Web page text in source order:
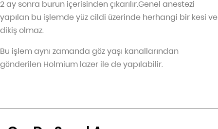
2 ay sonra burun içerisinden çıkarılır.Genel anestezi
yapılan bu işlemde yüz cildi üzerinde herhangi bir kesi ve
dikiş olmaz.
Bu işlem aynı zamanda göz yaşı kanallarından
gönderilen Holmium lazer ile de yapılabilir.